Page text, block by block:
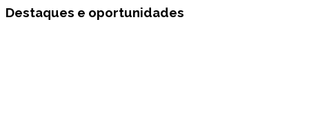
Destaques e oportunidades